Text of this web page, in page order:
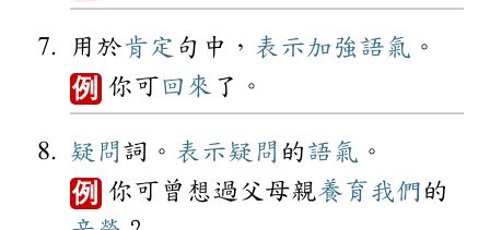
用於肯定 句中， 表示加強語氣 。
例 你可回來 了。
疑問詞。 表示疑問 的語氣 。
例 你可曾想過父母親養育我們 的